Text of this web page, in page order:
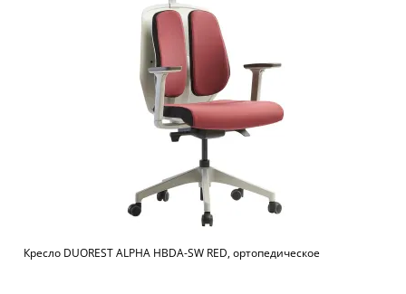
Кресло DUOREST ALPHA HBDA-SW RED, ортопедическое